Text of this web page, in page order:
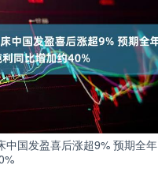
中国发盈喜后涨超9% 预期全年